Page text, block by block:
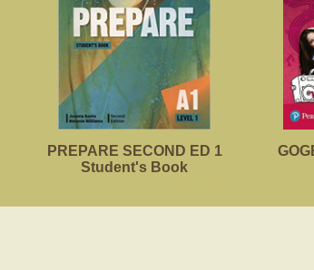
PREPARE SECOND ED 1
Student's Book